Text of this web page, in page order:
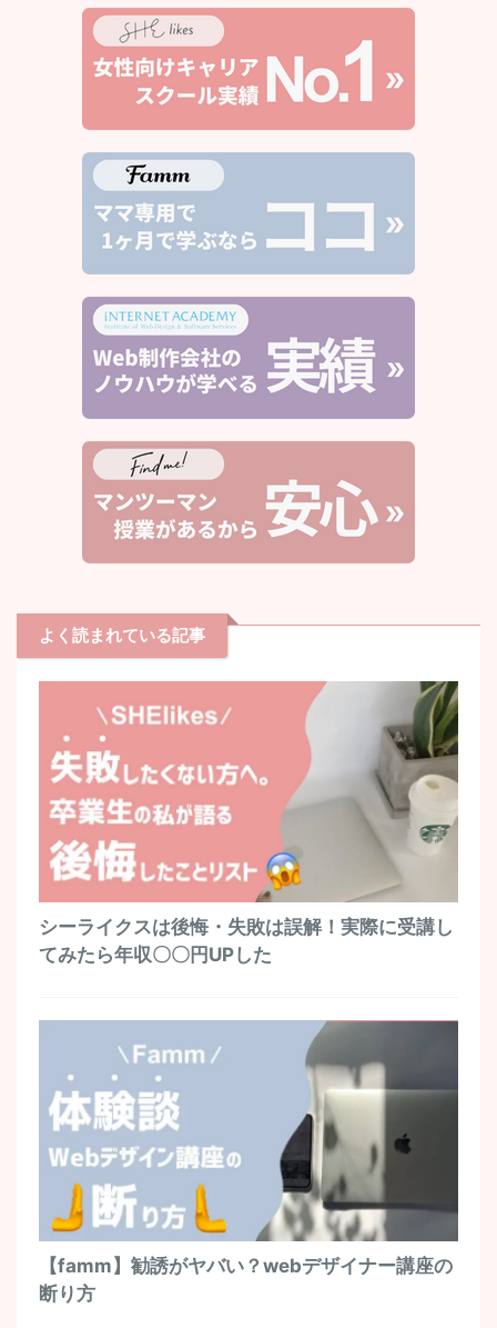
よく読まれている記事
シーライクスは後悔・失敗は誤解！実際に受講し
てみたら年収〇〇円UPした
【famm】勧誘がヤバい？webデザイナー講座の
断り方